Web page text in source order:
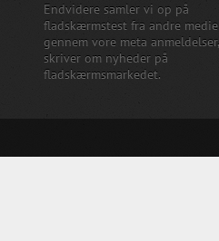
Endvidere samler vi op på
fladskærmstest fra andre
gennem vore meta
skriver om nyheder på
fladskærmsmarkedet.